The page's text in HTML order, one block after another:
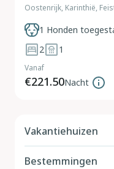
Oostenrijk, Karinthië,
1 Honden
2
1
Vanaf
€221.50Nacht
Vakantiehuizen
Vakantiehuis met hond
Bestemmingen